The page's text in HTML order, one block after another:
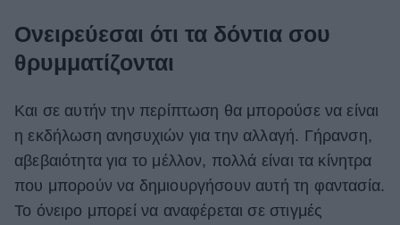
Ονειρεύεσαι ότι τα δόντια σου
θρυμματίζονται
Και σε αυτήν την περίπτωση θα μπορούσε να είναι
η εκδήλωση ανησυχιών για την αλλαγή. Γήρανση,
αβεβαιότητα για το μέλλον, πολλά είναι τα κίνητρα
που μπορούν να δημιουργήσουν αυτή τη φαντασία.
Το όνειρο μπορεί να αναφέρεται σε στιγμές